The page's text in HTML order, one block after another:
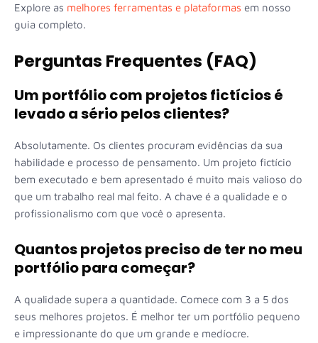
Explore as melhores ferramentas e plataformas em nosso
guia completo.
Perguntas Frequentes (FAQ)
Um portfólio com projetos fictícios é
levado a sério pelos clientes?
Absolutamente. Os clientes procuram evidências da sua
habilidade e processo de pensamento. Um projeto fictício
bem executado e bem apresentado é muito mais valioso do
que um trabalho real mal feito. A chave é a qualidade e o
profissionalismo com que você o apresenta.
Quantos projetos preciso de ter no meu
portfólio para começar?
A qualidade supera a quantidade. Comece com 3 a 5 dos
seus melhores projetos. É melhor ter um portfólio pequeno
e impressionante do que um grande e medíocre.